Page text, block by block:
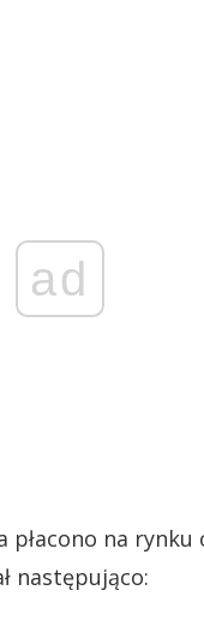
ad
na
następująco: